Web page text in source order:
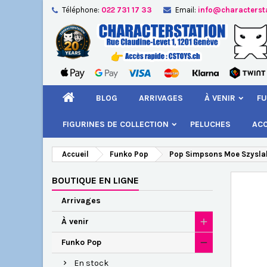
Téléphone: 022 731 17 33 Email:
BLOG ARRIVAGES À VENIR
FIGURINES DE COLLECTION PELUCHES
Accueil Funko Pop Pop Simpsons Moe
BOUTIQUE EN LIGNE
Arrivages
À venir
Funko Pop
En stock